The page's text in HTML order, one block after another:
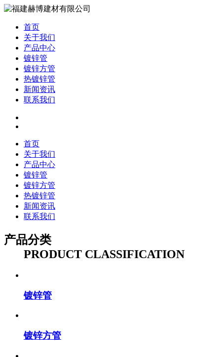
首页
关于我们
产品中心
镀锌管
镀锌方管
热镀锌管
新闻资讯
联系我们
首页
关于我们
产品中心
镀锌管
镀锌方管
热镀锌管
新闻资讯
联系我们
产品分类
PRODUCT CLASSIFICATION
镀锌管
镀锌方管